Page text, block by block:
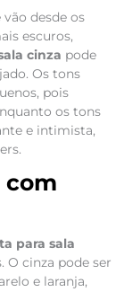
desde os
escuros,
cinza pode
Os tons
pois
os tons
e intimista,
com
para sala
O cinza pode ser
e laranja,